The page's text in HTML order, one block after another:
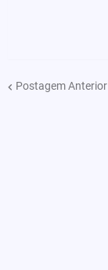
Postagem Anterior